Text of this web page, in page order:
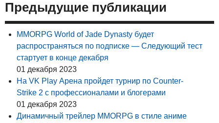
Предыдущие публикации
MMORPG World of Jade Dynasty будет
распространяться по подписке — Следующий тест
стартует в конце декабря
01 декабря 2023
На VK Play Арена пройдет турнир по Counter-
Strike 2 с профессионалами и блогерами
01 декабря 2023
Динамичный трейлер MMORPG в стиле аниме